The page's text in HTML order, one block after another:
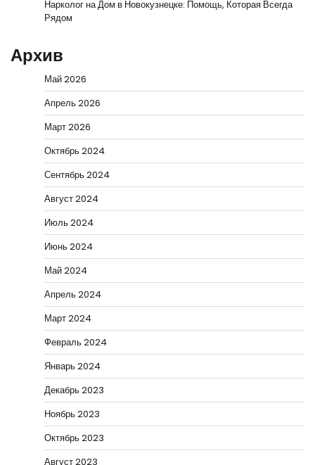
Нарколог на Дом в Новокузнецке: Помощь, Которая Всегда
Рядом
Архив
Май 2026
Апрель 2026
Март 2026
Октябрь 2024
Сентябрь 2024
Август 2024
Июль 2024
Июнь 2024
Май 2024
Апрель 2024
Март 2024
Февраль 2024
Январь 2024
Декабрь 2023
Ноябрь 2023
Октябрь 2023
Август 2023